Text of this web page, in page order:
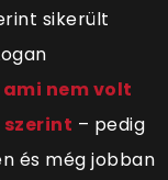
sikerült
ami nem volt
szerint – pedig
és még jobban